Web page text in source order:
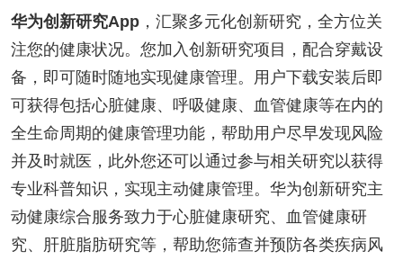
华为创新研究App，汇聚多元化创新研究，全方位关
注您的健康状况。您加入创新研究项目，配合穿戴设
备，即可随时随地实现健康管理。用户下载安装后即
可获得包括心脏健康、呼吸健康、血管健康等在内的
全生命周期的健康管理功能，帮助用户尽早发现风险
并及时就医，此外您还可以通过参与相关研究以获得
专业科普知识，实现主动健康管理。华为创新研究主
动健康综合服务致力于心脏健康研究、血管健康研
究、肝脏脂肪研究等，帮助您筛查并预防各类疾病风